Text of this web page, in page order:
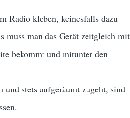
Radio kleben, keinesfalls dazu
muss man das Gerät zeitgleich mit
bekommt und mitunter den
stets aufgeräumt zugeht, sind